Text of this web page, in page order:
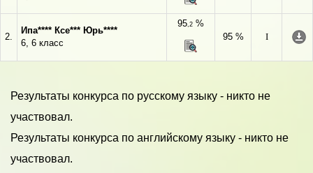
2.
Ипа**** Ксе*** Юрь****
6, 6 класс
95,2 %
95 %
I
Результаты конкурса по русскому языку - никто не
участвовал.
Результаты конкурса по английскому языку - никто не
участвовал.